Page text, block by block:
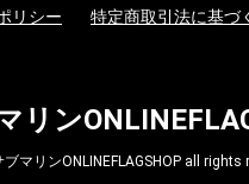
リシー 特定商取引法に基づ
リン
マリンONLINEFLAGSHOP all rights